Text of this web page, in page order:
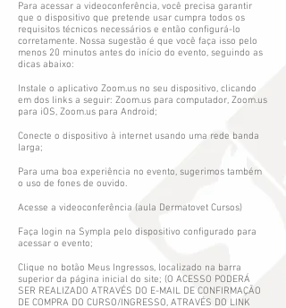
Para acessar a videoconferência, você precisa garantir
que o dispositivo que pretende usar cumpra todos os
requisitos técnicos necessários e então configurá-lo
corretamente. Nossa sugestão é que você faça isso pelo
menos 20 minutos antes do início do evento, seguindo as
dicas abaixo:
Instale o aplicativo Zoom.us no seu dispositivo, clicando
em dos links a seguir: Zoom.us para computador, Zoom.us
para iOS, Zoom.us para Android;
Conecte o dispositivo à internet usando uma rede banda
larga;
Para uma boa experiência no evento, sugerimos também
o uso de fones de ouvido.
Acesse a videoconferência (aula Dermatovet Cursos)
Faça login na Sympla pelo dispositivo configurado para
acessar o evento;
Clique no botão Meus Ingressos, localizado na barra
superior da página inicial do site; (O ACESSO PODERÁ
SER REALIZADO ATRAVÉS DO E-MAIL DE CONFIRMAÇÃO
DE COMPRA DO CURSO/INGRESSO, ATRAVÉS DO LINK